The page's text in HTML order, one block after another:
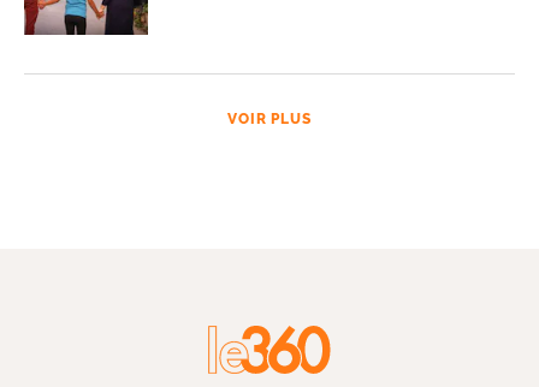
VOIR PLUS